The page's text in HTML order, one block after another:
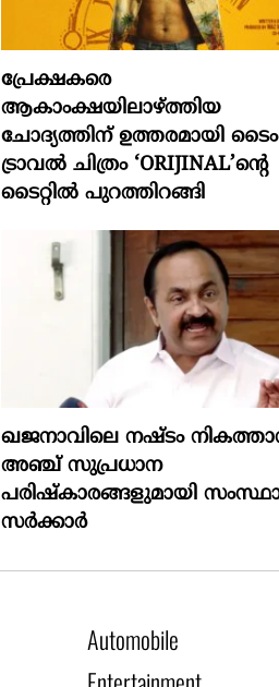
പ്രേക്ഷകരെ
ആകാംക്ഷയിലാഴ്ത്തിയ
ചോദ്യത്തിന് ഉത്തരമായി ടൈം
ട്രാവൽ ചിത്രം ‘ORIJINAL’ന്റെ
ടൈറ്റിൽ പുറത്തിറങ്ങി
ഖജനാവിലെ നഷ്ടം
അഞ്ച് സുപ്രധാന
പരിഷ്കാരങ്ങളുമായി
സർക്കാർ
Automobile